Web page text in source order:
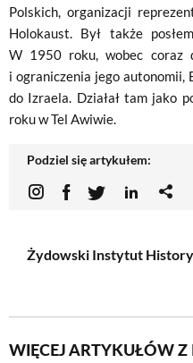
Polskich, organizacji
Holokaust. Był także
W 1950 roku, wobec coraz
i ograniczenia jego autonomii,
do Izraela. Działał tam jako
roku w Tel Awiwie.
Podziel się artykułem:
Żydowski Instytut
WIĘCEJ ARTYKUŁÓW Z